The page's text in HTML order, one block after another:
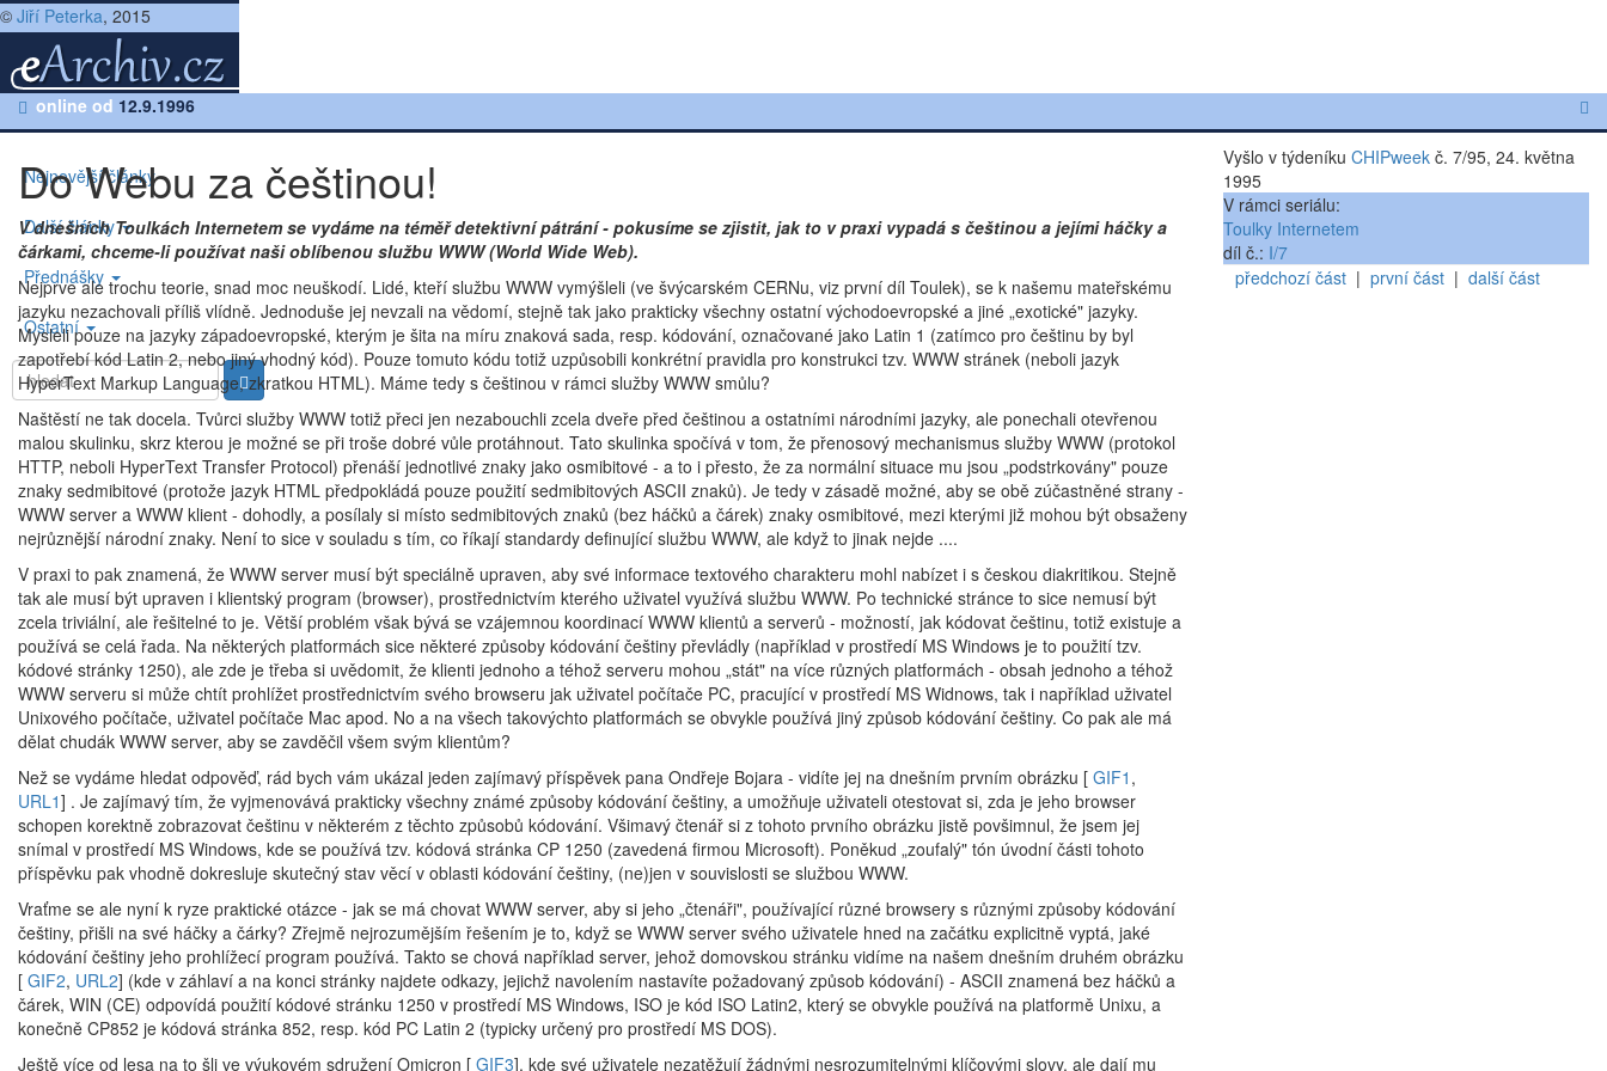
© Jiří Peterka, 2015
online od 12.9.1996
Nejnovější články
Další články
Přednášky
Ostatní
|Články z roku 1995
Do Webu za češtinou!
V dnešních Toulkách Internetem se vydáme na téměř detektivní pátrání - pokusíme se zjistit, jak to v praxi vypadá s češtinou a jejími háčky a
čárkami, chceme-li používat naši oblíbenou službu WWW (World Wide Web).
Nejprve ale trochu teorie, snad moc neuškodí. Lidé, kteří službu WWW vymýšleli (ve švýcarském CERNu, viz první díl Toulek), se k našemu mateřskému
jazyku nezachovali příliš vlídně. Jednoduše jej nevzali na vědomí, stejně tak jako prakticky všechny ostatní východoevropské a jiné „exotické" jazyky.
Mysleli pouze na jazyky západoevropské, kterým je šita na míru znaková sada, resp. kódování, označované jako Latin 1 (zatímco pro češtinu by byl
zapotřebí kód Latin 2, nebo jiný vhodný kód). Pouze tomuto kódu totiž uzpůsobili konkrétní pravidla pro konstrukci tzv. WWW stránek (neboli jazyk
HyperText Markup Language, zkratkou HTML). Máme tedy s češtinou v rámci služby WWW smůlu?
Naštěstí ne tak docela. Tvůrci služby WWW totiž přeci jen nezabouchli zcela dveře před češtinou a ostatními národními jazyky, ale ponechali otevřenou
malou skulinku, skrz kterou je možné se při troše dobré vůle protáhnout. Tato skulinka spočívá v tom, že přenosový mechanismus služby WWW (protokol
HTTP, neboli HyperText Transfer Protocol) přenáší jednotlivé znaky jako osmibitové - a to i přesto, že za normální situace mu jsou „podstrkovány" pouze
znaky sedmibitové (protože jazyk HTML předpokládá pouze použití sedmibitových ASCII znaků). Je tedy v zásadě možné, aby se obě zúčastněné strany -
WWW server a WWW klient - dohodly, a posílaly si místo sedmibitových znaků (bez háčků a čárek) znaky osmibitové, mezi kterými již mohou být obsaženy
nejrůznější národní znaky. Není to sice v souladu s tím, co říkají standardy definující službu WWW, ale když to jinak nejde ....
V praxi to pak znamená, že WWW server musí být speciálně upraven, aby své informace textového charakteru mohl nabízet i s českou diakritikou. Stejně
tak ale musí být upraven i klientský program (browser), prostřednictvím kterého uživatel využívá službu WWW. Po technické stránce to sice nemusí být
zcela triviální, ale řešitelné to je. Větší problém však bývá se vzájemnou koordinací WWW klientů a serverů - možností, jak kódovat češtinu, totiž existuje a
používá se celá řada. Na některých platformách sice některé způsoby kódování češtiny převládly (například v prostředí MS Windows je to použití tzv.
kódové stránky 1250), ale zde je třeba si uvědomit, že klienti jednoho a téhož serveru mohou „stát" na více různých platformách - obsah jednoho a téhož
WWW serveru si může chtít prohlížet prostřednictvím svého browseru jak uživatel počítače PC, pracující v prostředí MS Widnows, tak i například uživatel
Unixového počítače, uživatel počítače Mac apod. No a na všech takovýchto platformách se obvykle používá jiný způsob kódování češtiny. Co pak ale má
dělat chudák WWW server, aby se zavděčil všem svým klientům?
Než se vydáme hledat odpověď, rád bych vám ukázal jeden zajímavý příspěvek pana Ondřeje Bojara - vidíte jej na dnešním prvním obrázku [ GIF1 ,
URL1] . Je zajímavý tím, že vyjmenovává prakticky všechny známé způsoby kódování češtiny, a umožňuje uživateli otestovat si, zda je jeho browser
schopen korektně zobrazovat češtinu v některém z těchto způsobů kódování. Všimavý čtenář si z tohoto prvního obrázku jistě povšimnul, že jsem jej
snímal v prostředí MS Windows, kde se používá tzv. kódová stránka CP 1250 (zavedená firmou Microsoft). Poněkud „zoufalý" tón úvodní části tohoto
příspěvku pak vhodně dokresluje skutečný stav věcí v oblasti kódování češtiny, (ne)jen v souvislosti se službou WWW.
Vraťme se ale nyní k ryze praktické otázce - jak se má chovat WWW server, aby si jeho „čtenáři", používající různé browsery s různými způsoby kódování
češtiny, přišli na své háčky a čárky? Zřejmě nejrozumějším řešením je to, když se WWW server svého uživatele hned na začátku explicitně vyptá, jaké
kódování češtiny jeho prohlížecí program používá. Takto se chová například server, jehož domovskou stránku vidíme na našem dnešním druhém obrázku
[ GIF2, URL2] (kde v záhlaví a na konci stránky najdete odkazy, jejichž navolením nastavíte požadovaný způsob kódování) - ASCII znamená bez háčků a
čárek, WIN (CE) odpovídá použití kódové stránku 1250 v prostředí MS Windows, ISO je kód ISO Latin2, který se obvykle používá na platformě Unixu, a
konečně CP852 je kódová stránka 852, resp. kód PC Latin 2 (typicky určený pro prostředí MS DOS).
Ještě více od lesa na to šli ve výukovém sdružení Omicron [ GIF3], kde své uživatele nezatěžují žádnými nesrozumitelnými klíčovými slovy, ale dají mu
Vyšlo v týdeníku CHIPweek č. 7/95, 24. května
1995
V rámci seriálu:
Toulky Internetem
díl č.: I/7
předchozí část | první část | další část